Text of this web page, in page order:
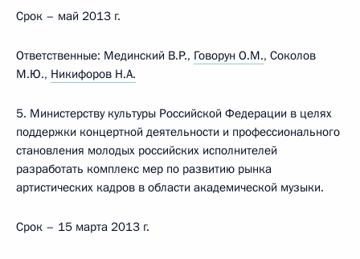
Срок – май 2013 г.
Ответственные: Мединский В.Р., Говорун О.М., Соколов
М.Ю., Никифоров Н.А.
5. Министерству культуры Российской Федерации в целях
поддержки концертной деятельности и профессионального
становления молодых российских исполнителей
разработать комплекс мер по развитию рынка
артистических кадров в области академической музыки.
Срок – 15 марта 2013 г.